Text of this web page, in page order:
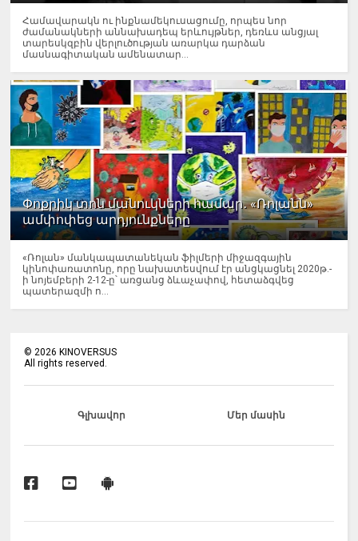
Համավարակն ու ինքնամեկուսացումը, որպես նոր
ժամանակների աննախադեպ երևույթներ, դեռևս անցյալ
տարեսկզբին վերլուծության առարկա դարձան
մասնագիտական ամենատար...
Փոքրիկ տոն մանուկների համար․ «Ռոլանն»
ամփոփեց արդյունքները
«Ռոլան» մանկապատանեկան ֆիլմերի միջազգային
կինոփառատոնը, որը նախատեսվում էր անցկացնել 2020թ.-
ի նոյեմբերի 2-12-ը՝ առցանց ձևաչափով, հետաձգվեց
պատերազմի ո...
©2026 KINOVERSUS
All rights reserved.
Գլխավոր Մեր մասին